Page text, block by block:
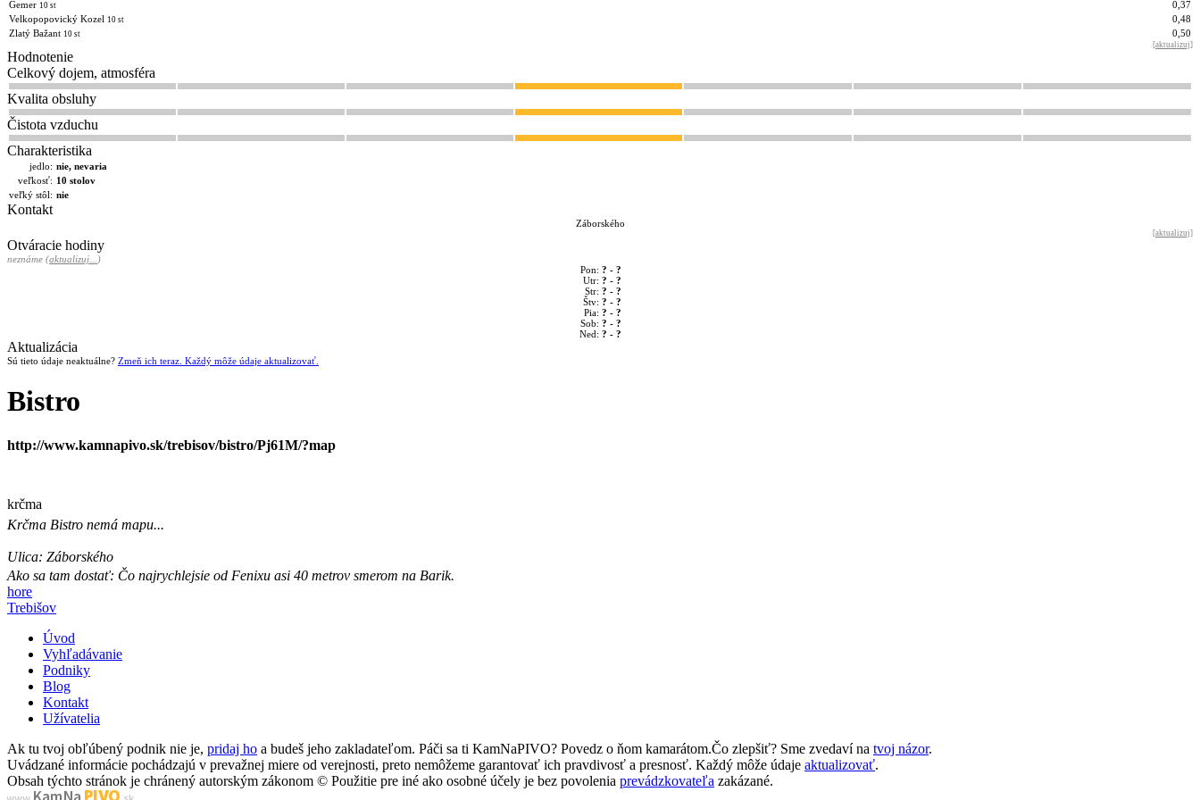
Gemer 10 st
0,37
Velkopopovický Kozel 10 st
0,48
Zlatý Bažant 10 st 0,50
[aktualizuj]
Hodnotenie
Celkový dojem, atmosféra
Kvalita obsluhy
Čistota vzduchu
Charakteristika
jedlo: nie, nevaria
veľkosť: 10 stolov
veľký stôl: nie
Kontakt
Záborského
[aktualizuj]
Otváracie hodiny
neznáme (aktualizuj... )
Pon: ? - ?
Utr: ? - ?
Str: ? - ?
Štv: ? - ?
Pia: ? - ?
Sob: ? - ?
Ned: ? - ?
Aktualizácia
Sú tieto údaje neaktuálne? Zmeň ich teraz. Každý môže údaje aktualizovať.
Bistro
http://www.kamnapivo.sk/trebisov/bistro/Pj61M/?map
krčma
Krčma Bistro nemá mapu...
Ulica: Záborského
Ako sa tam dostať: Čo najrychlejsie od Fenixu asi 40 metrov smerom na Barik.
hore
Trebišov
Úvod
Vyhľadávanie
Podniky
Blog
Kontakt
Užívatelia
Ak tu tvoj obľúbený podnik nie je, pridaj ho a budeš jeho zakladateľom. Páči sa ti KamNaPIVO? Povedz o ňom kamarátom.Čo zlepšiť? Sme zvedaví na tvoj názor.
Uvádzané informácie pochádzajú v prevažnej miere od verejnosti, preto nemôžeme garantovať ich pravdivosť a presnosť. Každý môže údaje aktualizovať.
Obsah týchto stránok je chránený autorským zákonom © Použitie pre iné ako osobné účely je bez povolenia prevádzkovateľa zakázané.
www. Kam Na PIVO .sk